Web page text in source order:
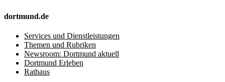
dortmund.de
Services und Dienstleistungen
Themen und Rubriken
Newsroom: Dortmund aktuell
Dortmund Erleben
Rathaus